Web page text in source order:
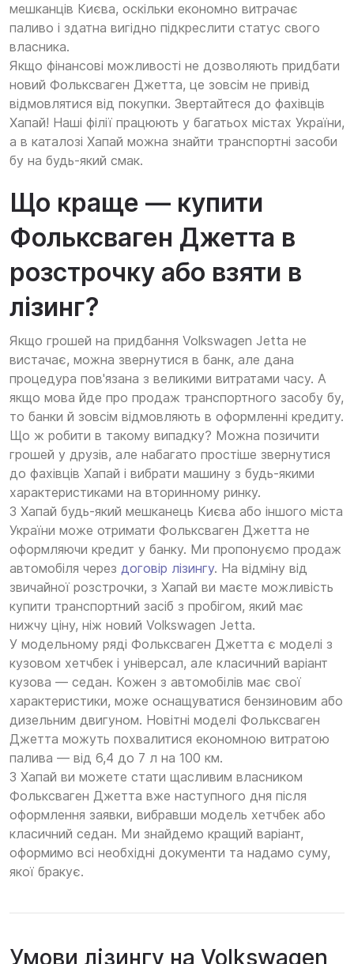
мешканців Києва, оскільки економно витрачає
паливо і здатна вигідно підкреслити статус свого
власника.
Якщо фінансові можливості не дозволяють придбати
новий Фольксваген Джетта, це зовсім не привід
відмовлятися від покупки. Звертайтеся до фахівців
Хапай! Наші філії працюють у багатьох містах України,
а в каталозі Хапай можна знайти транспортні засоби
бу на будь-який смак.
Що краще — купити
Фольксваген Джетта в
розстрочку або взяти в
лізинг?
Якщо грошей на придбання Volkswagen Jetta не
вистачає, можна звернутися в банк, але дана
процедура пов'язана з великими витратами часу. А
якщо мова йде про продаж транспортного засобу бу,
то банки й зовсім відмовляють в оформленні кредиту.
Що ж робити в такому випадку? Можна позичити
грошей у друзів, але набагато простіше звернутися
до фахівців Хапай і вибрати машину з будь-якими
характеристиками на вторинному ринку.
З Хапай будь-який мешканець Києва або іншого міста
України може отримати Фольксваген Джетта не
оформляючи кредит у банку. Ми пропонуємо продаж
автомобіля через договір лізингу. На відміну від
звичайної розстрочки, з Хапай ви маєте можливість
купити транспортний засіб з пробігом, який має
нижчу ціну, ніж новий Volkswagen Jetta.
У модельному ряді Фольксваген Джетта є моделі з
кузовом хетчбек і універсал, але класичний варіант
кузова — седан. Кожен з автомобілів має свої
характеристики, може оснащуватися бензиновим або
дизельним двигуном. Новітні моделі Фольксваген
Джетта можуть похвалитися економною витратою
палива — від 6,4 до 7 л на 100 км.
З Хапай ви можете стати щасливим власником
Фольксваген Джетта вже наступного дня після
оформлення заявки, вибравши модель хетчбек або
класичний седан. Ми знайдемо кращий варіант,
оформимо всі необхідні документи та надамо суму,
якої бракує.
Умови лізингу на Volkswagen